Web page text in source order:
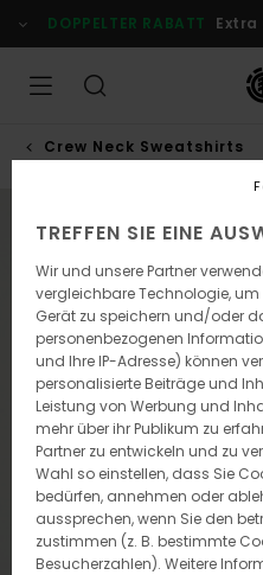
zur
Produktinformation
DOPPELTER RABATT Extra
Crew Neck Sweatshirts
TREFFEN SIE EINE
Wir und unsere Partner
vergleichbare Technologie,
Gerät zu speichern und/oder
personenbezogenen
und Ihre IP-Adresse) können
personalisierte Beiträge und
Leistung von Werbung und
mehr über ihr Publikum zu
Partner zu entwickeln und zu
Wahl so einstellen, dass Sie
bedürfen, annehmen oder
aussprechen, wenn Sie den
zustimmen (z. B. bestimmte
Besucherzahlen). Weitere